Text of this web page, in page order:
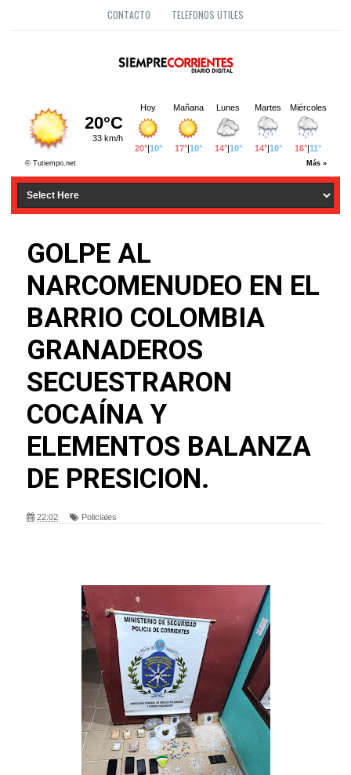
CONTACTO TELEFONOS UTILES
GOLPE AL
NARCOMENUDEO EN EL
BARRIO COLOMBIA
GRANADEROS
SECUESTRARON
COCAÍNA Y
ELEMENTOS BALANZA
DE PRESICION.
22:02 Policiales